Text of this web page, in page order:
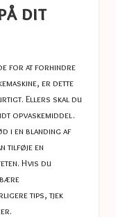
dit
for at forhindre
er dette
Ellers skal du
opvaskemiddel.
i en blanding af
tilføje en
Hvis du
tips, tjek
.